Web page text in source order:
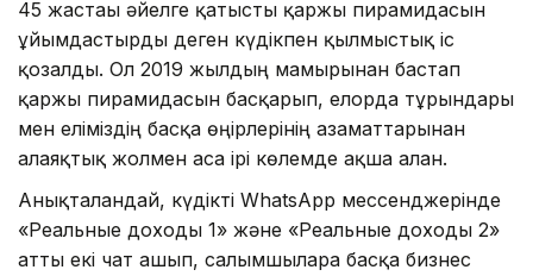
45 жастағы әйелге қатысты қаржы пирамидасын
ұйымдастырды деген күдікпен қылмыстық іс
қозғалды. Ол 2019 жылдың мамырынан бастап
қаржы пирамидасын басқарып, елорда тұрғындары
мен еліміздің басқа өңірлерінің азаматтарынан
алаяқтық жолмен аса ірі көлемде ақша алған.
Анықталғандай, күдікті WhatsApp мессенджерінде
«Реальные доходы 1» және «Реальные доходы 2»
атты екі чат ашып, салымшыларға басқа бизнес